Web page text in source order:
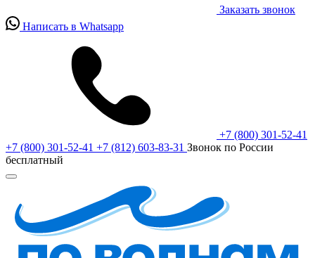
Заказать звонок
Написать в Whatsapp
+7 (800) 301-52-41
+7 (800) 301-52-41 +7 (812) 603-83-31 Звонок по России
бесплатный